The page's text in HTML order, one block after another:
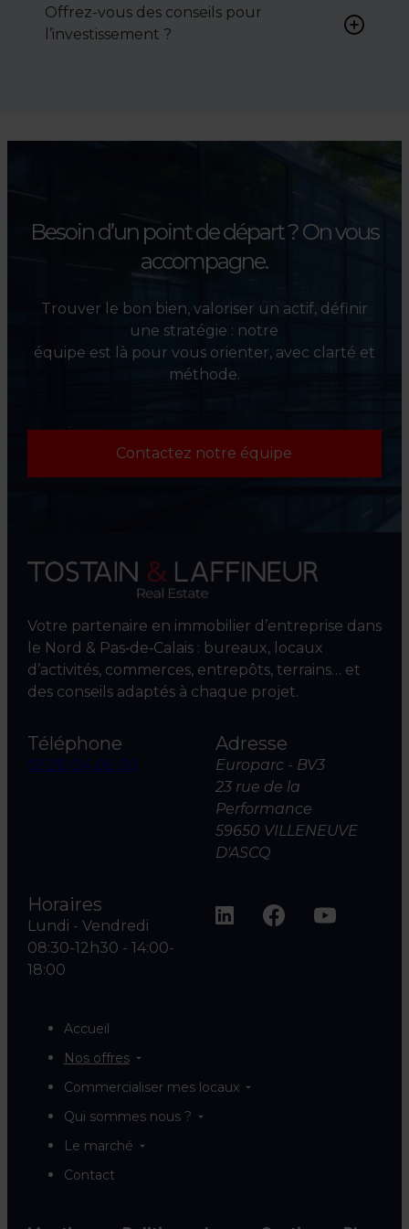
négocier le prix, le bail ou les
conditions de vente.
Offrez-vous des conseils pour
l’investissement ?
l’évaluation et la valorisation
Besoin d’un point de départ ?On vous
accompagne.
Trouver le bon bien, valoriser un actif, définir
une stratégie : notre
équipe est là pour vous orienter, avec clarté et
méthode.
Contactez notre équipe
Votre partenaire en immobilier d’entreprise dans
le Nord & Pas‑de‑Calais : bureaux, locaux
d’activités, commerces, entrepôts, terrains… et
des conseils adaptés à chaque projet.
Téléphone
03 20 04 06 00
Adresse
Europarc - BV3
23 rue de la
Performance
59650 VILLENEUVE
D'ASCQ
Horaires
Lundi - Vendredi
08:30-12h30 - 14:00-
18:00
Accueil
Nos offres
Commercialiser mes locaux
Qui sommes nous ?
Le marché
Contact